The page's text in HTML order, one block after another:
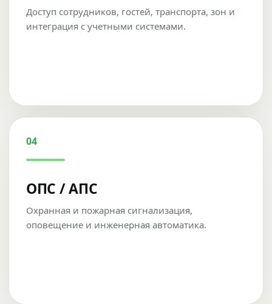
Доступ сотрудников, гостей, транспорта, зон и
интеграция с учетными системами.
04
ОПС / АПС
Охранная и пожарная сигнализация,
оповещение и инженерная автоматика.